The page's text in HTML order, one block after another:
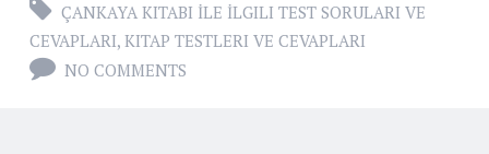
ÇANKAYA KITABI İLE İLGILI TEST SORULARI VE
CEVAPLARI, KITAP TESTLERI VE CEVAPLARI
NO COMMENTS